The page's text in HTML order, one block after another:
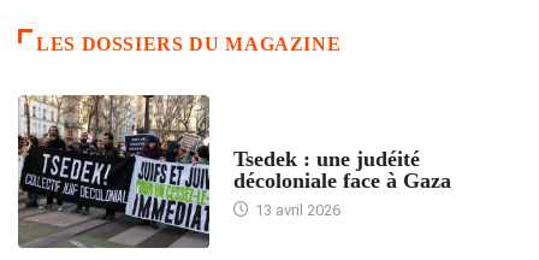
LES DOSSIERS DU MAGAZINE
Tsedek : une judéité
décoloniale face à Gaza
13 avril 2026